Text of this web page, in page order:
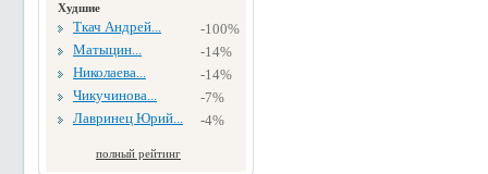
Худшие
Ткач Андрей...
-100%
Матыцин...
-14%
Николаева...
-14%
Чикучинова...
-7%
Лавринец Юрий...
-4%
полный рейтинг